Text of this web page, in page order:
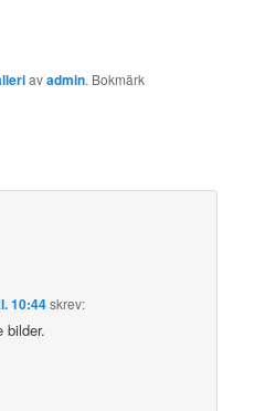
avadmin. Bokmärk
10:44skrev:
bilder.